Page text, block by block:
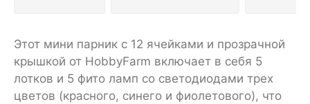
Этот мини парник с 12 ячейками и прозрачной
крышкой от HobbyFarm включает в себя 5
лотков и 5 фито ламп со светодиодами трех
цветов (красного, синего и фиолетового), что